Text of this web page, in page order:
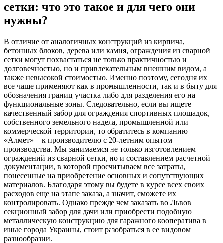
сетки: что это такое и для чего они
нужны?
В отличие от аналогичных конструкций из кирпича,
бетонных блоков, дерева или камня, ограждения из сварной
сетки могут похвастаться не только практичностью и
долговечностью, но и привлекательным внешним видом, а
также невысокой стоимостью. Именно поэтому, сегодня их
все чаще применяют как в промышленности, так и в быту для
обозначения границ участка либо для разделения его на
функциональные зоны. Следовательно, если вы ищете
качественный забор для ограждения спортивных площадок,
собственного земельного надела, промышленной или
коммерческой территории, то обратитесь в компанию
«Алмет» – к производителю с 20-летним опытом
производства. Мы занимаемся не только изготовлением
ограждений из сварной сетки, но и составлением расчетной
документации, в которой просчитываем все затраты,
понесенные на приобретение основных и сопутствующих
материалов. Благодаря этому вы будете в курсе всех своих
расходов еще на этапе заказа, а значит, сможете их
контролировать. Однако прежде чем заказать во Львов
секционный забор для дачи или приобрести подобную
металлическую конструкцию для гаражного кооператива в
иные города Украины, стоит разобраться в ее видовом
разнообразии.